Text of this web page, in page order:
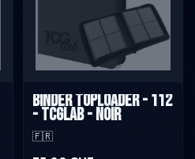
Binder toploader - 112
- TCGLab - Noir
🇫🇷